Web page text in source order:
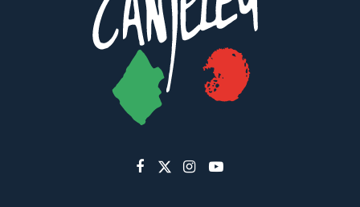
LienLienLienLien